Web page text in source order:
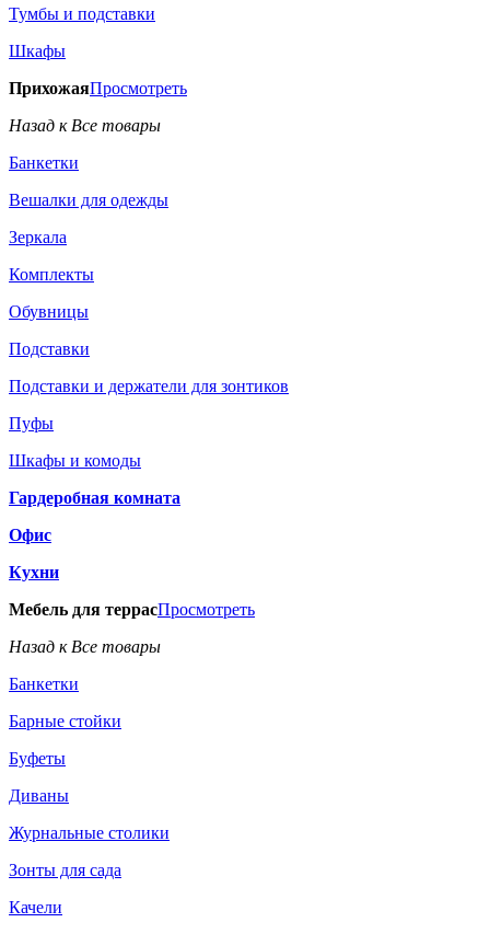
Тумбы и подставки
Шкафы
ПрихожаяПросмотреть
Назад к Все товары
Банкетки
Вешалки для одежды
Зеркала
Комплекты
Обувницы
Подставки
Подставки и держатели для зонтиков
Пуфы
Шкафы и комоды
Гардеробная комната
Офис
Кухни
Мебель для террасПросмотреть
Назад к Все товары
Банкетки
Барные стойки
Буфеты
Диваны
Журнальные столики
Зонты для сада
Качели